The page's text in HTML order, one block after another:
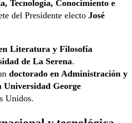
Tecnología, Conocimiento e
del Presidente electo José
Literatura y Filosofía
de La Serena.
doctorado en Administración y
Universidad George
Unidos.